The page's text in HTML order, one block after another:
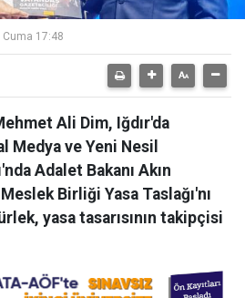
17:48
Ali Dim, Iğdır'da
Medya ve Yeni Nesil
Adalet Bakanı Akın
Birliği Yasa Taslağı'nı
yasa tasarısının takipçisi